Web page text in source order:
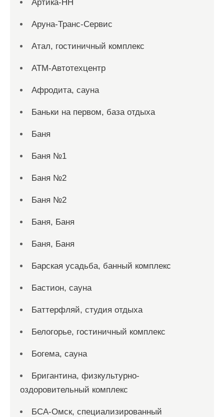
Артика-НН
Аруна-Транс-Сервис
Атал, гостиничный комплекс
АТМ-Автотехцентр
Афродита, сауна
Баньки на первом, база отдыха
Баня
Баня №1
Баня №2
Баня №2
Баня, Баня
Баня, Баня
Барская усадьба, банный комплекс
Бастион, сауна
Баттерфляй, студия отдыха
Белогорье, гостиничный комплекс
Богема, сауна
Бригантина, физкультурно-
оздоровительный комплекс
БСА-Омск, специализированный